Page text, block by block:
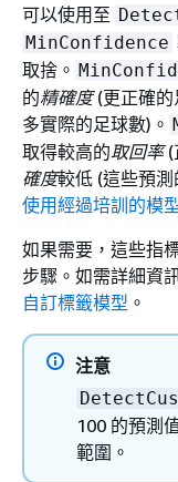
可以使用至
MinConfidence
取捨。
的精確度(更正確的
多實際的足球數)。
取得較高的取回率(
確度較低 (這些預
使用經過培訓的模
如果需要，這些指
步驟。如需詳細資
自訂標籤模型 。
注意
100 的預測
範圍。